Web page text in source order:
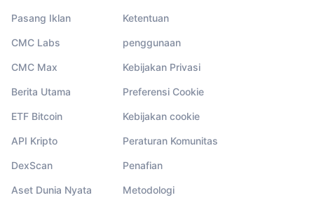
Pasang Iklan
CMC Labs
CMC Max
Berita Utama
ETF Bitcoin
API Kripto
DexScan
Aset Dunia Nyata
Ketentuan
penggunaan
Kebijakan Privasi
Preferensi Cookie
Kebijakan cookie
Peraturan Komunitas
Penafian
Metodologi